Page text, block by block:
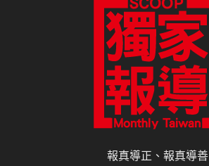
報真導正、報真導善